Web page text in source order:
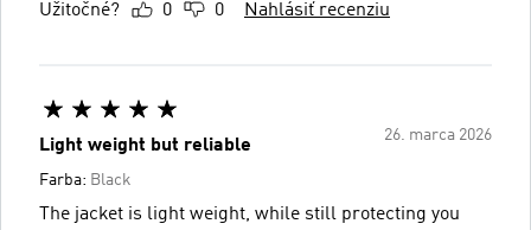
Užitočné? 0 0 Nahlásiť recenziu
26. marca 2026
Light weight but reliable
Farba: Black
The jacket is light weight, while still protecting you